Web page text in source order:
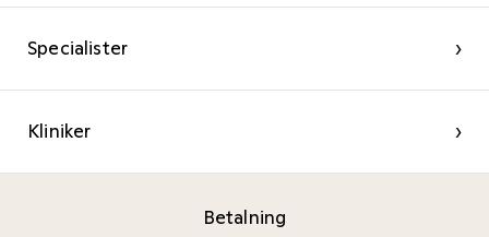
Specialister ›
Kliniker ›
Betalning